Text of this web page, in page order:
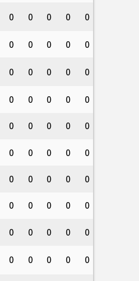
0 0 0 0 0
0 0 0 0
0
0 0 0 0 0
0 0 0 0 0
0 0 0 0 0
0 0 0 0 0
0 0 0 0 0
0 0 0 0 0
0 0 0 0
0
0 0 0 0 0